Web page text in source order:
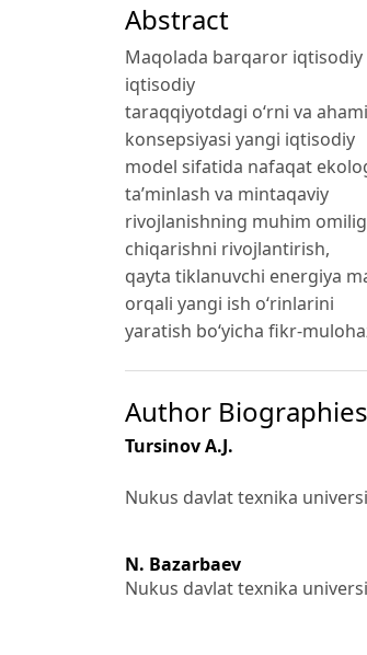
Abstract
Maqolada barqaror
iqtisodiy
taraqqiyotdagi o‘rni va
konsepsiyasi yangi iqtisodiy
model sifatida nafaqat
ta’minlash va mintaqaviy
rivojlanishning muhim
chiqarishni rivojlantirish,
qayta tiklanuvchi energiya
orqali yangi ish o‘rinlarini
yaratish bo‘yicha fikr-
Author Biographies
Tursinov A.J.
Nukus davlat texnika
N. Bazarbaev
Nukus davlat texnika